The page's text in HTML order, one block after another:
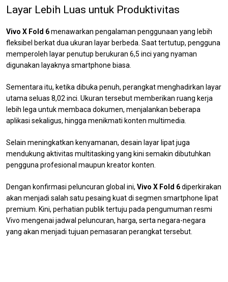
Layar Lebih Luas untuk Produktivitas
Vivo X Fold 6menawarkan pengalaman penggunaan yang lebih
fleksibel berkat dua ukuran layar berbeda. Saat tertutup, pengguna
memperoleh layar penutup berukuran 6,5 inci yang nyaman
digunakan layaknya smartphone biasa.
Sementara itu, ketika dibuka penuh, perangkat menghadirkan layar
utama seluas 8,02 inci. Ukuran tersebut memberikan ruang kerja
lebih lega untuk membaca dokumen, menjalankan beberapa
aplikasi sekaligus, hingga menikmati konten multimedia.
Selain meningkatkan kenyamanan, desain layar lipat juga
mendukung aktivitas multitasking yang kini semakin dibutuhkan
pengguna profesional maupun kreator konten.
Dengan konfirmasi peluncuran global ini, Vivo X Fold 6diperkirakan
akan menjadi salah satu pesaing kuat di segmen smartphone lipat
premium. Kini, perhatian publik tertuju pada pengumuman resmi
Vivo mengenai jadwal peluncuran, harga, serta negara-negara
yang akan menjadi tujuan pemasaran perangkat tersebut.